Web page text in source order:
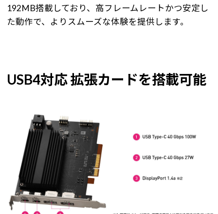
192MB搭載しており、高フレームレートかつ安定し
た動作で、よりスムーズな体験を提供します。
USB4対応 拡張カードを搭載可能